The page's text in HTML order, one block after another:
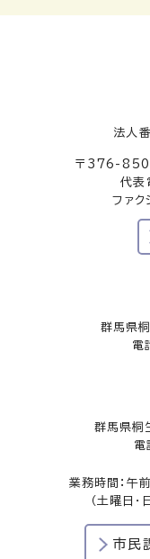
法人
〒376-
代
ファ
群馬県
電
群馬県桐
業務時間：午
（土曜日・
市民